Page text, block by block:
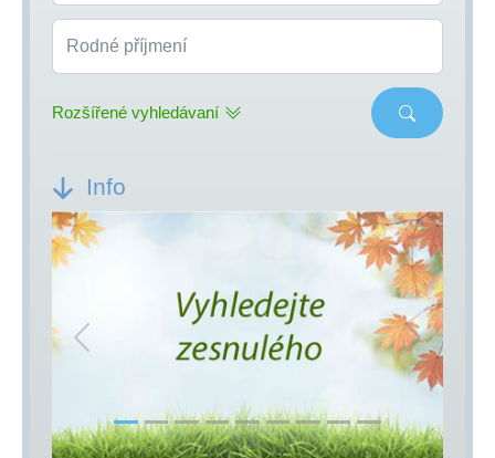
Rodné příjmení
Rozšířené vyhledávaní
Info
Previous Next